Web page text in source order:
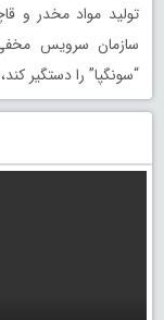
سازمان سرویس
“سونگپا” را دستگیر